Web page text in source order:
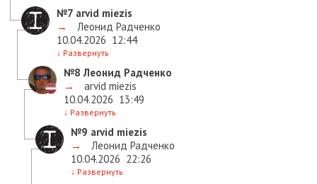
№7 arvid miezis
→
Леонид Радченко
10.04.2026 12:44
↓ Развернуть
№8 Леонид Радченко
→
arvid miezis
10.04.2026 13:49
↓ Развернуть
№9 arvid miezis
→
Леонид Радченко
10.04.2026 22:26
↓ Развернуть